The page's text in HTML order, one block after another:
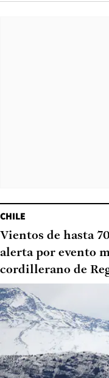
CHILE
Vientos de hasta
alerta por evento
cordillerano de